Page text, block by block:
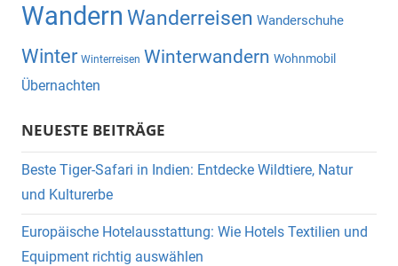
Wandern Wanderreisen Wanderschuhe
Winter Winterreisen Winterwandern Wohnmobil
Übernachten
NEUESTE BEITRÄGE
Beste Tiger-Safari in Indien: Entdecke Wildtiere, Natur
und Kulturerbe
Europäische Hotelausstattung: Wie Hotels Textilien und
Equipment richtig auswählen